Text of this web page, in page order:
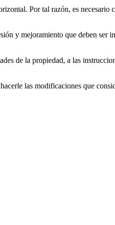
Por tal razón, es necesario
y mejoramiento que deben ser
de la propiedad, a las
las modificaciones que